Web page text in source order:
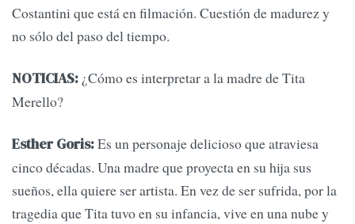
Costantini que está en filmación. Cuestión de madurez y
no sólo del paso del tiempo.
NOTICIAS: ¿Cómo es interpretar a la madre de Tita
Merello?
Esther Goris:Es un personaje delicioso que atraviesa
cinco décadas. Una madre que proyecta en su hija sus
sueños, ella quiere ser artista. En vez de ser sufrida, por la
tragedia que Tita tuvo en su infancia, vive en una nube y